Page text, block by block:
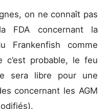
on ne connaît pas
FDA concernant la
Frankenfish comme
c’est probable, le feu
sera libre pour une
concernant les AGM